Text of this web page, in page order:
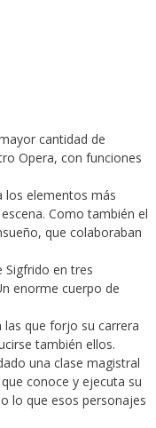
cantidad de
Opera, con funciones
los elementos más
Como también el
que colaboraban
Sigfrido en tres
enorme cuerpo de
las que forjo su carrera
también ellos.
una clase magistral
conoce y ejecuta su
lo que esos personajes